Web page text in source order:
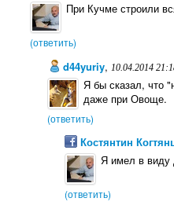
При Кучме строили
(ответить)
d44yuriy, 10.04.2014
Я бы сказал, что
даже при Овоще.
(ответить)
Костянтин
Я имел в виду
(ответить)